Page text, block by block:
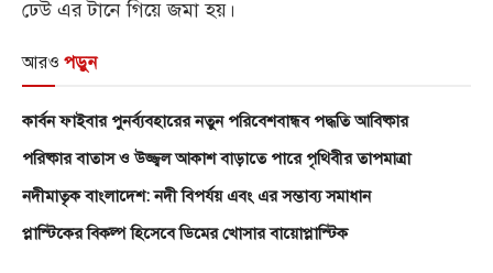
ঢেউ এর টানে গিয়ে জমা হয়।
আরও পড়ুন
কার্বন ফাইবার পুনর্ব্যবহারের নতুন পরিবেশবান্ধব পদ্ধতি আবিষ্কার
পরিষ্কার বাতাস ও উজ্জ্বল আকাশ বাড়াতে পারে পৃথিবীর তাপমাত্রা
নদীমাতৃক বাংলাদেশ: নদী বিপর্যয় এবং এর সম্ভাব্য সমাধান
প্লাস্টিকের বিকল্প হিসেবে ডিমের খোসার বায়োপ্লাস্টিক